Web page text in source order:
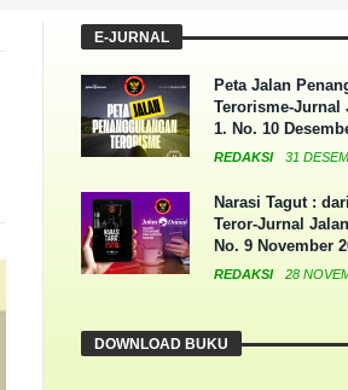
E-JURNAL
Peta Jalan
Terorisme-Jurnal
1. No. 10
REDAKSI 31
Narasi Tagut :
Teror-Jurnal
No. 9 November
REDAKSI 28
DOWNLOAD BUKU